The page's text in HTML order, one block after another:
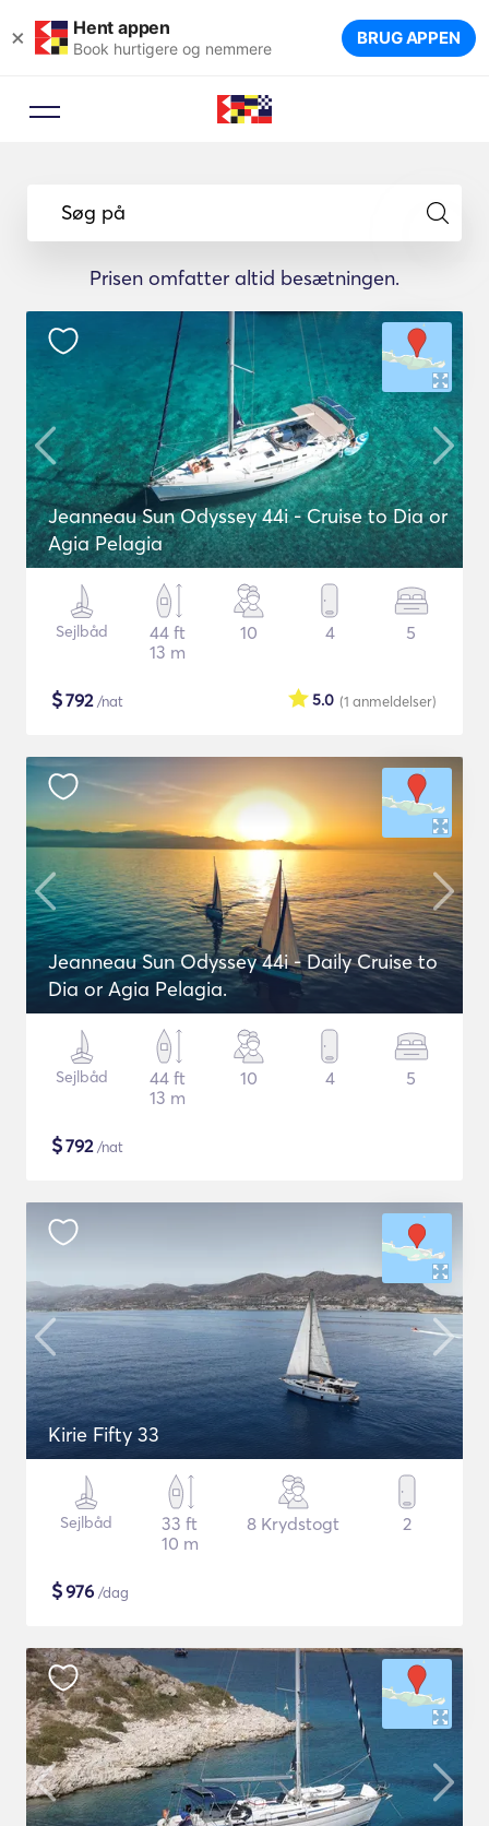
× Hent appen
Book hurtigere og nemmere BRUG APPEN
Søg på
Prisen omfatter altid besætningen.
Jeanneau Sun Odyssey 44i - Cruise to Dia or
Agia Pelagia
Sejlbåd
44 ft
13 m
10 4 5
$792/nat (1 anmeldelser)
5.0
Jeanneau Sun Odyssey 44i - Daily Cruise to
Dia or Agia Pelagia.
Sejlbåd
44 ft
13 m
10 4 5
$792/nat
Kirie Fifty 33
Sejlbåd
33 ft
10 m
8 Krydstogt 2
$976 /dag